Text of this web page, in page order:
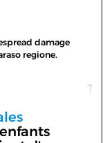
damage
regione.